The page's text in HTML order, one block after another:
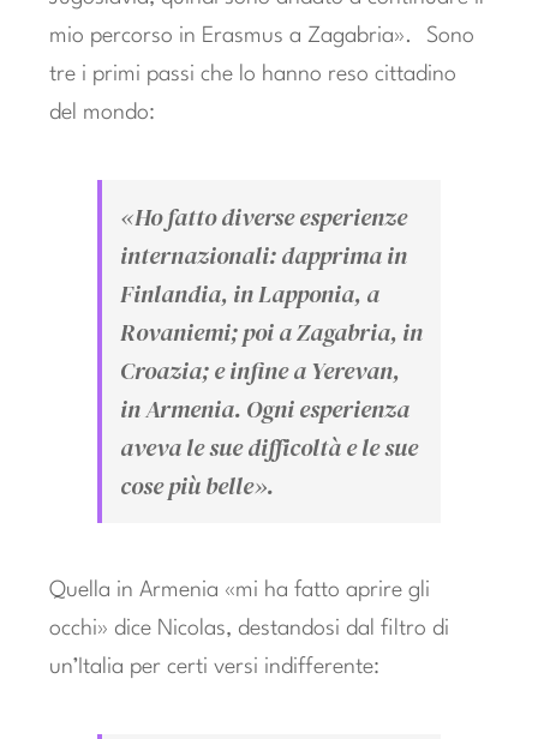
mio percorso in Erasmus a Zagabria». Sono
tre i primi passi che lo hanno reso cittadino
del mondo:
«Ho fatto diverse esperienze
internazionali: dapprima in
Finlandia, in Lapponia, a
Rovaniemi; poi a Zagabria, in
Croazia; e infine a Yerevan,
in Armenia. Ogni esperienza
aveva le sue difficoltà e le sue
cose più belle».
Quella in Armenia «mi ha fatto aprire gli
occhi» dice Nicolas, destandosi dal filtro di
un’Italia per certi versi indifferente: